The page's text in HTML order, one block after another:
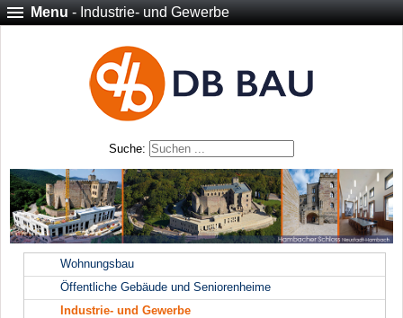
Menu- Industrie- und Gewerbe
Suche:
Wohnungsbau
Öffentliche Gebäude und Seniorenheime
Industrie- und Gewerbe